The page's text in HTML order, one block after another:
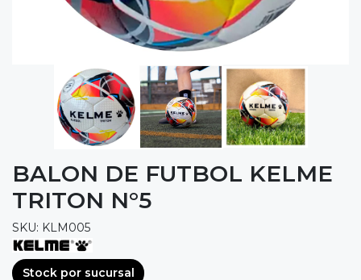
BALON DE FUTBOL KELME
TRITON N°5
SKU: KLM005
Stock por sucursal